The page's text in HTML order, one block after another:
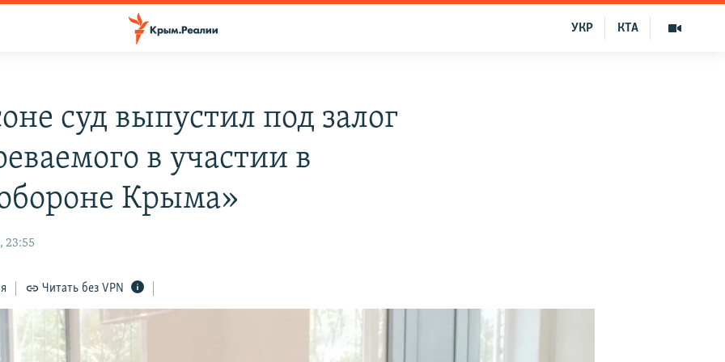
КТА
УКР
суд выпустил под залог
в участии в
Крыма»
23:55
Читать без VPN